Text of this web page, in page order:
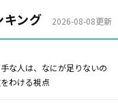
キング 2026-08-08更新
な人は、なにが足りないの
わける視点